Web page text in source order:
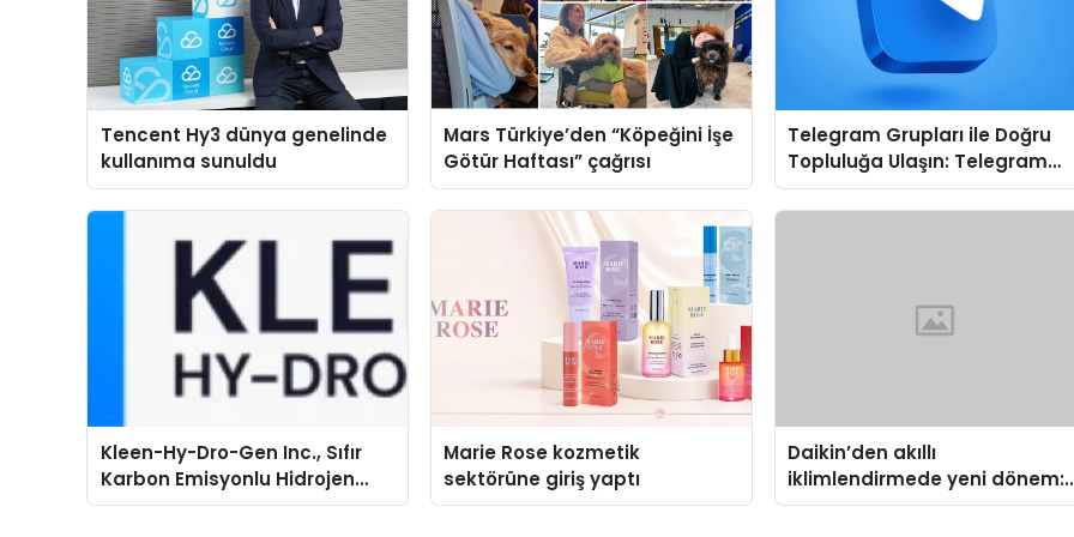
Tencent Hy3 dünya genelinde
kullanıma sunuldu
Mars Türkiye’den “Köpeğini İşe
Götür Haftası” çağrısı
Telegram Grupları ile Doğru
Topluluğa Ulaşın: Telegram
Gruplarında Aradığınız
Bulun
Kleen-Hy-Dro-Gen Inc., Sıfır
Karbon Emisyonlu Hidrojen
Isıtma Teknolojisinde ISO ve
Marie Rose kozmetik
sektörüne giriş yaptı
Daikin’den akıllı
iklimlendirmede yeni dönem:
Madoka Plus Türkiye’de